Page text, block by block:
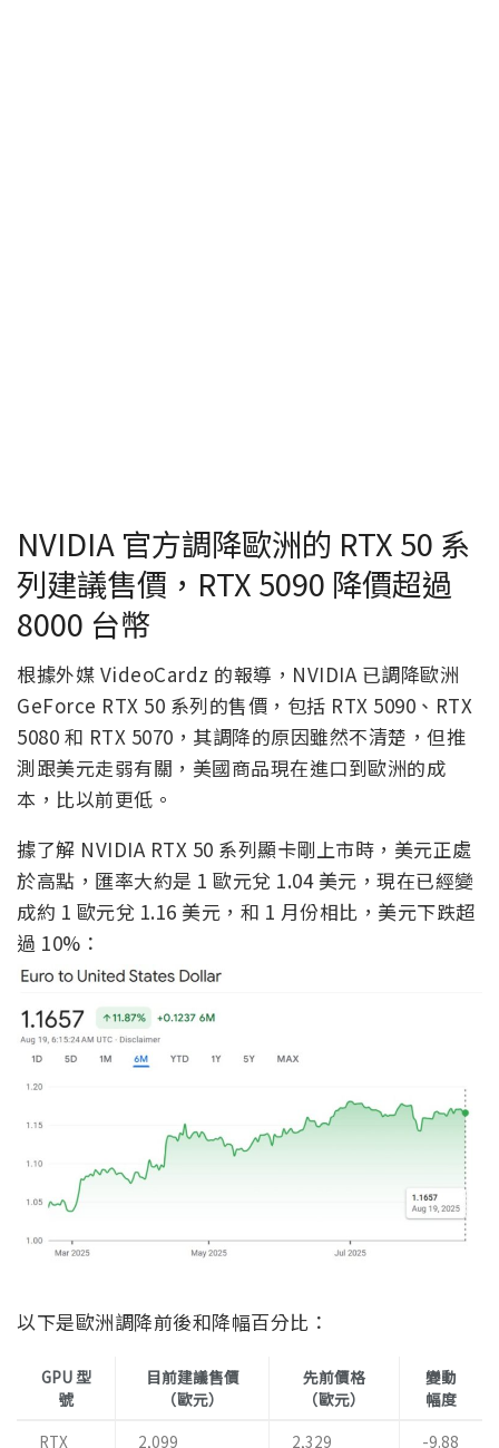
NVIDIA 官方調降歐洲的 RTX 50 系
列建議售價，RTX 5090 降價超過
8000 台幣
根據外媒 VideoCardz 的報導，NVIDIA 已調降歐洲
GeForce RTX 50 系列的售價，包括 RTX 5090、RTX
5080 和 RTX 5070，其調降的原因雖然不清楚，但推
測跟美元走弱有關，美國商品現在進口到歐洲的成
本，比以前更低。
據了解 NVIDIA RTX 50 系列顯卡剛上市時，美元正處
於高點，匯率大約是 1 歐元兌 1.04 美元，現在已經變
成約 1 歐元兌 1.16 美元，和 1 月份相比，美元下跌超
過 10%：
以下是歐洲調降前後和降幅百分比：
GPU 型
號
目前建議售價
（歐元）
先前價格
（歐元）
變動
幅度
RTX
2,099 2,329 -9.88